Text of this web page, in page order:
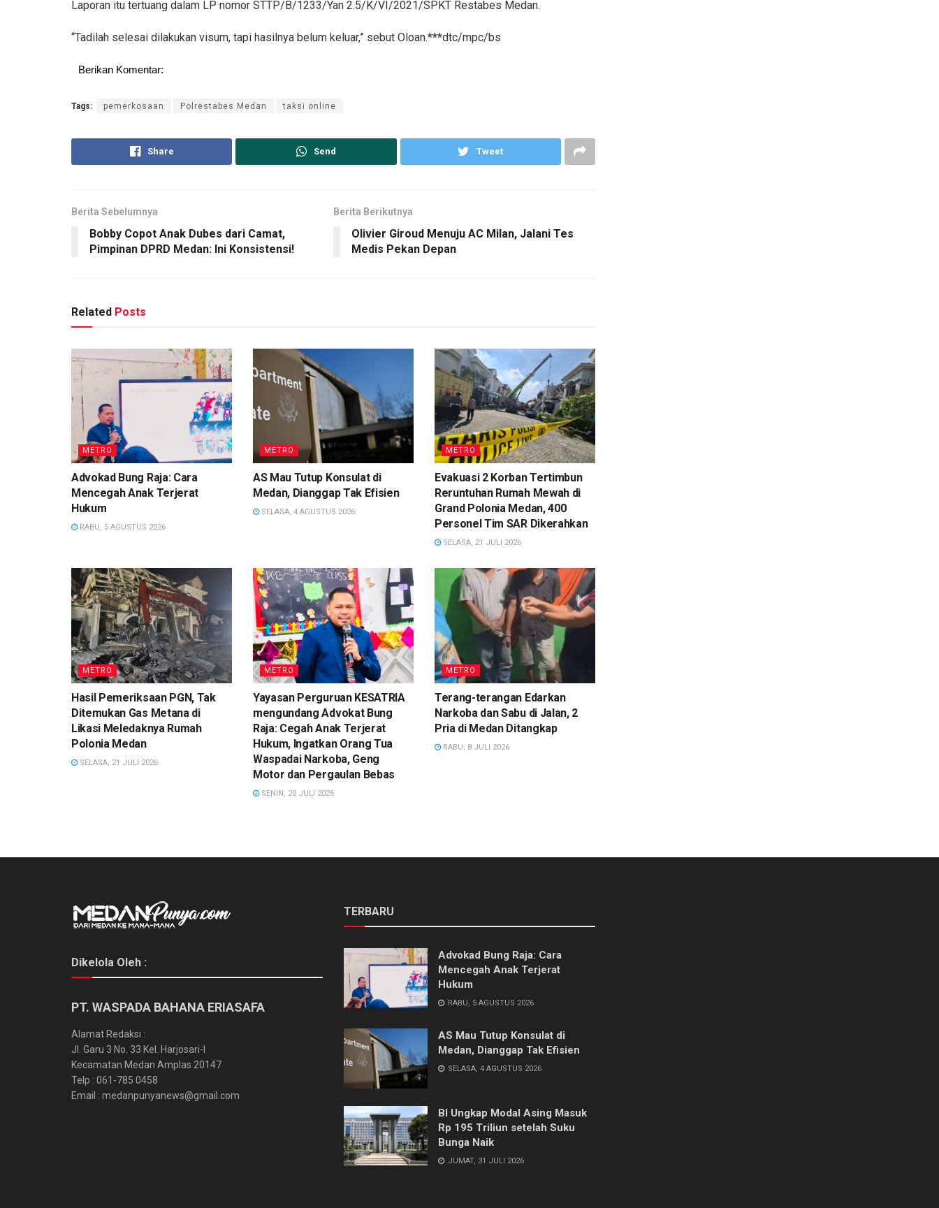
Laporan itu tertuang dalam LP nomor STTP/B/1233/Yan 2.5/K/VI/2021/SPKT Restabes Medan.
“Tadilah selesai dilakukan visum, tapi hasilnya belum keluar,” sebut Oloan.***dtc/mpc/bs
Berikan Komentar:
Tags: pemerkosaan Polrestabes Medan taksi online
Share Send Tweet
Berita Sebelumnya
Bobby Copot Anak Dubes dari Camat,
Pimpinan DPRD Medan: Ini Konsistensi!
Berita Berikutnya
Olivier Giroud Menuju AC Milan, Jalani Tes
Medis Pekan Depan
Related Posts
METRO
Advokad Bung Raja: Cara
Mencegah Anak Terjerat
Hukum
RABU, 5 AGUSTUS 2026
METRO
AS Mau Tutup Konsulat di
Medan, Dianggap Tak Efisien
SELASA, 4 AGUSTUS 2026
METRO
Evakuasi 2 Korban Tertimbun
Reruntuhan Rumah Mewah di
Grand Polonia Medan, 400
Personel Tim SAR Dikerahkan
SELASA, 21 JULI 2026
METRO
Hasil Pemeriksaan PGN, Tak
Ditemukan Gas Metana di
Likasi Meledaknya Rumah
Polonia Medan
SELASA, 21 JULI 2026
METRO
Yayasan Perguruan KESATRIA
mengundang Advokat Bung
Raja: Cegah Anak Terjerat
Hukum, Ingatkan Orang Tua
Waspadai Narkoba, Geng
Motor dan Pergaulan Bebas
SENIN, 20 JULI 2026
METRO
Terang-terangan Edarkan
Narkoba dan Sabu di Jalan, 2
Pria di Medan Ditangkap
RABU, 8 JULI 2026
Dikelola Oleh :
PT. WASPADA BAHANA ERIASAFA
Alamat Redaksi :
Jl. Garu 3 No. 33 Kel. Harjosari-I
Kecamatan Medan Amplas 20147
Telp : 061-785 0458
Email : medanpunyanews@gmail.com
TERBARU
Advokad Bung Raja: Cara
Mencegah Anak Terjerat
Hukum
RABU, 5 AGUSTUS 2026
AS Mau Tutup Konsulat di
Medan, Dianggap Tak Efisien
SELASA, 4 AGUSTUS 2026
BI Ungkap Modal Asing Masuk
Rp 195 Triliun setelah Suku
Bunga Naik
JUMAT, 31 JULI 2026